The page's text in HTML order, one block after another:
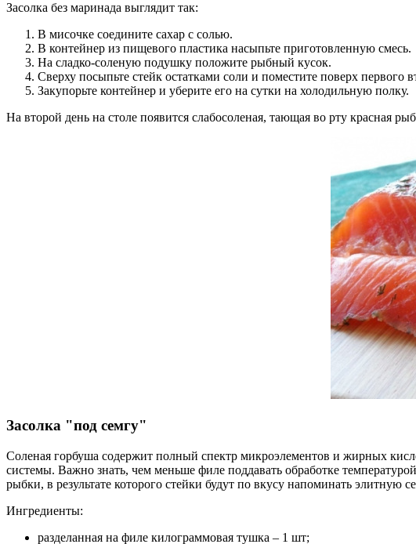
Засолка без маринада выглядит так:
В мисочке соедините сахар с солью.
В контейнер из пищевого пластика насыпьте приготовленную смесь.
На сладко-соленую подушку положите рыбный кусок.
Сверху посыпьте стейк остатками соли и поместите поверх первого
Закупорьте контейнер и уберите его на сутки на холодильную полку.
На второй день на столе появится слабосоленая, тающая во рту красная
Засолка "под семгу"
Соленая горбуша содержит полный спектр микроэлементов и жирных
системы. Важно знать, чем меньше филе поддавать обработке
рыбки, в результате которого стейки будут по вкусу напоминать элитную
Ингредиенты:
разделанная на филе килограммовая тушка – 1 шт;